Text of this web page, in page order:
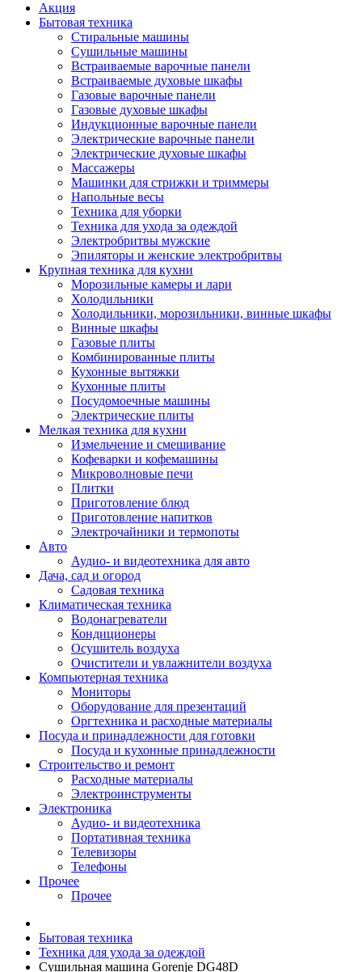
Акция
Бытовая техника
Стиральные машины
Сушильные машины
Встраиваемые варочные панели
Встраиваемые духовые шкафы
Газовые варочные панели
Газовые духовые шкафы
Индукционные варочные панели
Электрические варочные панели
Электрические духовые шкафы
Массажеры
Машинки для стрижки и триммеры
Напольные весы
Техника для уборки
Техника для ухода за одеждой
Электробритвы мужские
Эпиляторы и женские электробритвы
Крупная техника для кухни
Морозильные камеры и лари
Холодильники
Холодильники, морозильники, винные шкафы
Винные шкафы
Газовые плиты
Комбинированные плиты
Кухонные вытяжки
Кухонные плиты
Посудомоечные машины
Электрические плиты
Мелкая техника для кухни
Измельчение и смешивание
Кофеварки и кофемашины
Микроволновые печи
Плитки
Приготовление блюд
Приготовление напитков
Электрочайники и термопоты
Авто
Аудио- и видеотехника для авто
Дача, сад и огород
Садовая техника
Климатическая техника
Водонагреватели
Кондиционеры
Осушитель воздуха
Очистители и увлажнители воздуха
Компьютерная техника
Мониторы
Оборудование для презентаций
Оргтехника и расходные материалы
Посуда и принадлежности для готовки
Посуда и кухонные принадлежности
Строительство и ремонт
Расходные материалы
Электроинструменты
Электроника
Аудио- и видеотехника
Портативная техника
Телевизоры
Телефоны
Прочее
Прочее
Бытовая техника
Техника для ухода за одеждой
Сушильная машина Gorenje DG48D